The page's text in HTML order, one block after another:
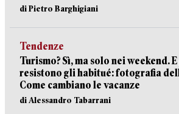
di Pietro Barghigiani
Tendenze
Turismo? Sì, ma solo nei weekend.
resistono gli habitué: fotografia
Come cambiano le vacanze
di Alessandro Tabarrani